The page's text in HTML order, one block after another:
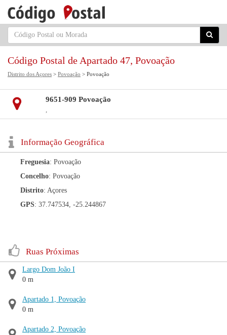
Código Postal de Apartado 47, Povoação
Distrito dos Açores > Povoação > Povoação
9651-909 Povoação
,
Informação Geográfica
Freguesia: Povoação
Concelho: Povoação
Distrito: Açores
GPS: 37.747534, -25.244867
Ruas Próximas
Largo Dom João I
0 m
Apartado 1, Povoação
0 m
Apartado 2, Povoação